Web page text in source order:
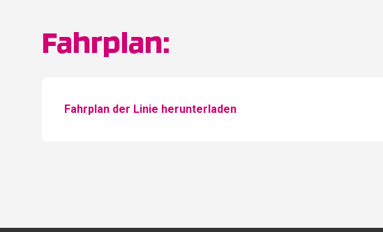
Fahrplan:
Fahrplan der Linie herunterladen